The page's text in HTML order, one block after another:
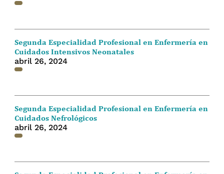
Segunda Especialidad Profesional en Enfermería en
Cuidados Intensivos Neonatales
abril 26, 2024
Segunda Especialidad Profesional en Enfermería en
Cuidados Nefrológicos
abril 26, 2024